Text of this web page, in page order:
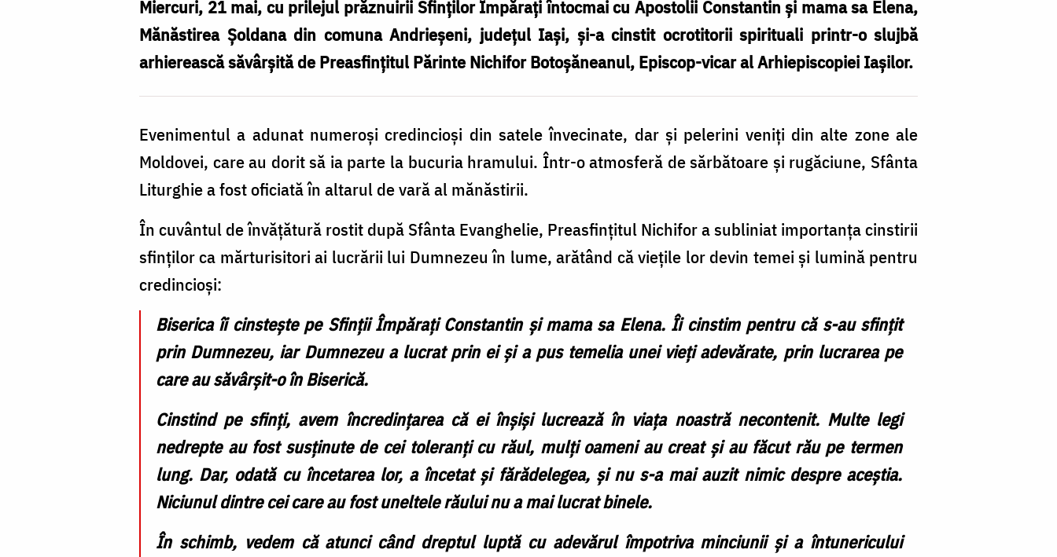
Miercuri, 21 mai, cu prilejul prăznuirii Sfinților Împărați întocmai cu Apostolii Constantin și mama sa Elena,
Mănăstirea Șoldana din comuna Andrieșeni, județul Iași, și-a cinstit ocrotitorii spirituali printr-o slujbă
arhierească săvârșită de Preasfințitul Părinte Nichifor Botoșăneanul, Episcop-vicar al Arhiepiscopiei Iașilor.
Evenimentul a adunat numeroși credincioși din satele învecinate, dar și pelerini veniți din alte zone ale
Moldovei, care au dorit să ia parte la bucuria hramului. Într-o atmosferă de sărbătoare și rugăciune, Sfânta
Liturghie a fost oficiată în altarul de vară al mănăstirii.
În cuvântul de învățătură rostit după Sfânta Evanghelie, Preasfințitul Nichifor a subliniat importanța cinstirii
sfinților ca mărturisitori ai lucrării lui Dumnezeu în lume, arătând că viețile lor devin temei și lumină pentru
credincioși:
Biserica îi cinstește pe Sfinții Împărați Constantin și mama sa Elena. Îi cinstim pentru că s-au sfințit
prin Dumnezeu, iar Dumnezeu a lucrat prin ei și a pus temelia unei vieți adevărate, prin lucrarea pe
care au săvârșit-o în Biserică.
Cinstind pe sfinți, avem încredințarea că ei înșiși lucrează în viața noastră necontenit. Multe legi
nedrepte au fost susținute de cei toleranți cu răul, mulți oameni au creat și au făcut rău pe termen
lung. Dar, odată cu încetarea lor, a încetat și fărădelegea, și nu s-a mai auzit nimic despre aceștia.
Niciunul dintre cei care au fost uneltele răului nu a mai lucrat binele.
În schimb, vedem că atunci când dreptul luptă cu adevărul împotriva minciunii și a întunericului